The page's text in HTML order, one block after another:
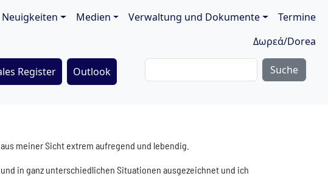
Neuigkeiten Medien Verwaltung und Dokumente
Termine
Δωρεά/Dorea
Register Outlook
meiner Sicht extrem aufregend und lebendig.
in ganz unterschiedlichen Situationen ausgezeichnet und ich